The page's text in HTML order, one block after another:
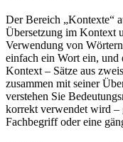
Der Bereich „Kontexte“
Übersetzung im Kontext
Verwendung von
einfach ein Wort ein, und
Kontext – Sätze aus
zusammen mit seiner
verstehen Sie
korrekt verwendet wird –
Fachbegriff oder eine